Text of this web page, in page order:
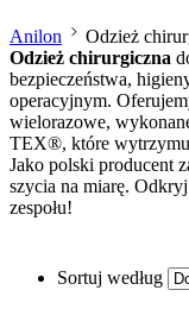
Anilon
Odzież
Odzież chirurgiczna
bezpieczeństwa,
operacyjnym.
wielorazowe,
TEX®, które
Jako polski producent
szycia na miarę.
zespołu!
Sortuj według